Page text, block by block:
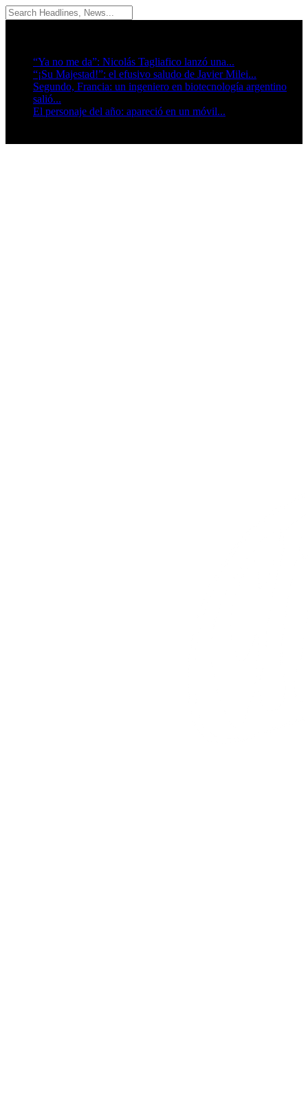
“Ya no me da”: Nicolás Tagliafico lanzó una...
“¡Su Majestad!”: el efusivo saludo de Javier Milei...
Segundo, Francia: un ingeniero en biotecnología argentino
salió...
El personaje del año: apareció en un móvil...